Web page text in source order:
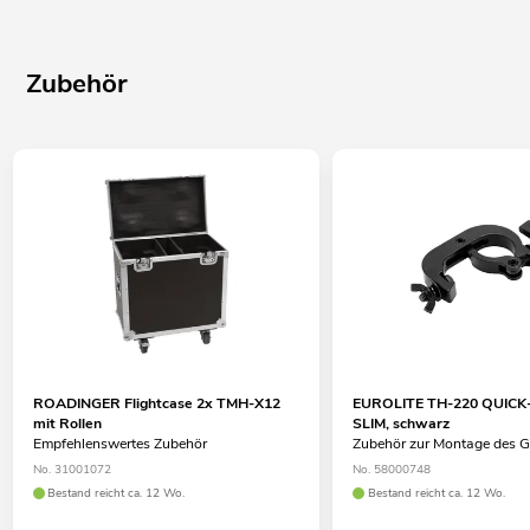
Netzeingang und Netzausgang zum einfachen Verbinden von
Clubs/Tanzschulen; Hochzeit/Gala/Events; Verleiher
Einsatzmöglichkeit: Stehend; fliegend
Zubehör
ROADINGER Flightcase 2x TMH-X12
mit Rollen
Empfehlenswertes Zubehör
No. 31001072
Bestand reicht ca. 12 Wo.
EUROLITE TH-220
SLIM, schwarz
Zubehör zur Montage des
No. 58000748
Bestand reicht ca. 12 Wo.